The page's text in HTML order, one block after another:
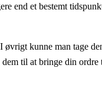
end et bestemt
øvrigt kunne man tage
til at bringe din ordre